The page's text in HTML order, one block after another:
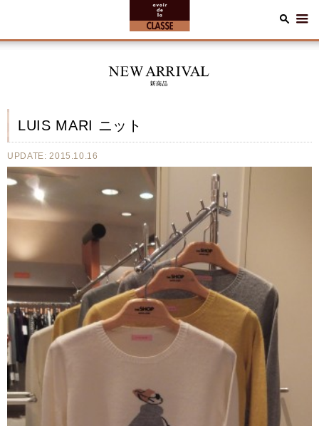
LUIS MARI ニット
UPDATE: 2015.10.16